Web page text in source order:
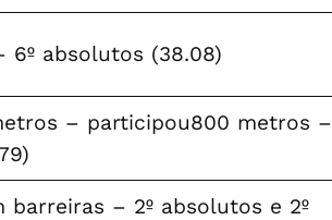
6º absolutos (38.08)
– participou800 metros –
barreiras – 2º absolutos e 2º